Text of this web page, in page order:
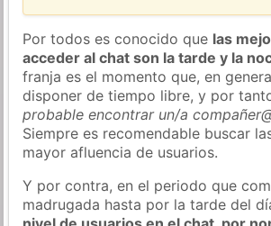
Por todos es conocido que las
acceder al chat son la tarde y la
franja es el momento que, en
disponer de tiempo libre, y por
probable encontrar un/a
Siempre es recomendable buscar
mayor afluencia de usuarios.
Y por contra, en el periodo que
madrugada hasta por la tarde del